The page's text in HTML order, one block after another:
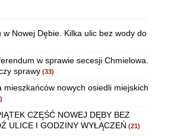
w Nowej Dębie. Kilka ulic bez wody do
w sprawie secesji Chmielowa.
sprawy (33)
mieszkańców nowych osiedli miejskich
CZĘŚĆ NOWEJ DĘBY BEZ
ULICE I GODZINY WYŁĄCZEŃ (21)